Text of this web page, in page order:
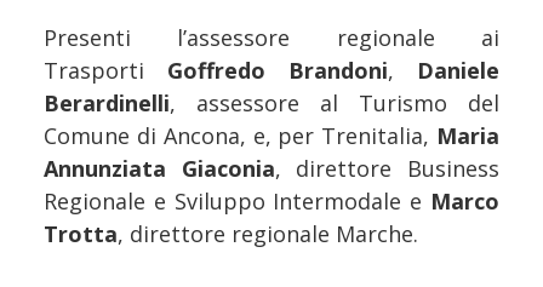
Presenti l’assessore regionale ai
Trasporti Goffredo Brandoni, Daniele
Berardinelli, assessore al Turismo del
Comune di Ancona, e, per Trenitalia, Maria
Annunziata Giaconia, direttore Business
Regionale e Sviluppo Intermodale e Marco
Trotta, direttore regionale Marche.